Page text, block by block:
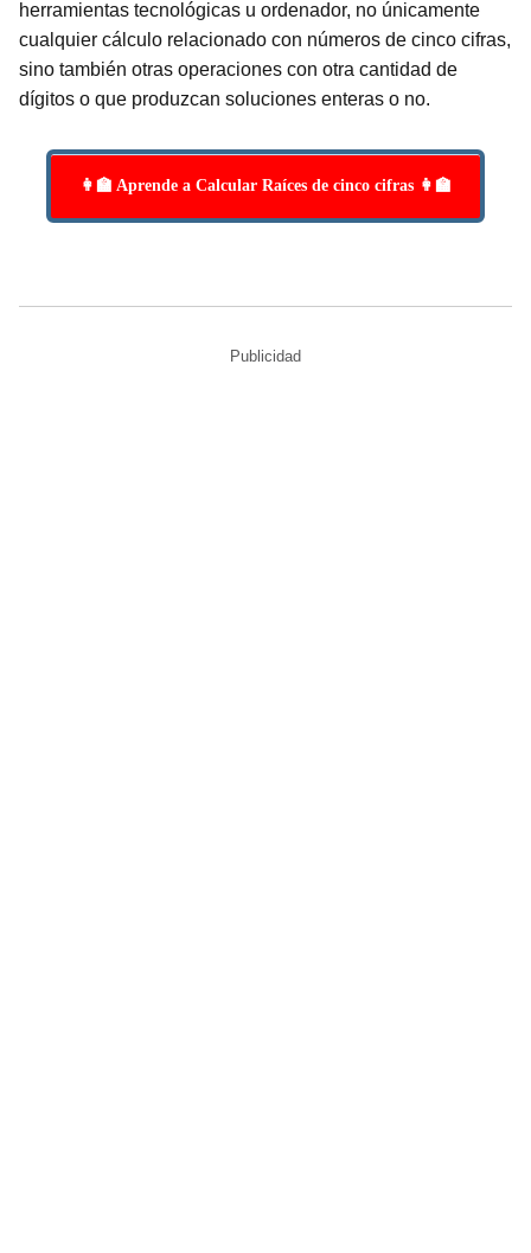
herramientas tecnológicas u ordenador, no únicamente
cualquier cálculo relacionado con números de cinco cifras,
sino también otras operaciones con otra cantidad de
dígitos o que produzcan soluciones enteras o no.
👩‍🏫 Aprende a Calcular Raíces de cinco cifras 👩‍🏫
Publicidad